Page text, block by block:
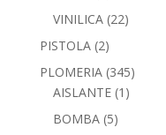
VINILICA (22)
PISTOLA (2)
PLOMERIA (345)
AISLANTE (1)
BOMBA (5)